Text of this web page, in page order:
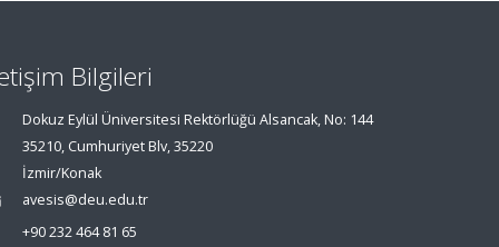
Bilgileri
Dokuz Eylül Üniversitesi Rektörlüğü Alsancak, No: 144
35210, Cumhuriyet Blv, 35220
İzmir/Konak
avesis@deu.edu.tr
+90 232 464 81 65